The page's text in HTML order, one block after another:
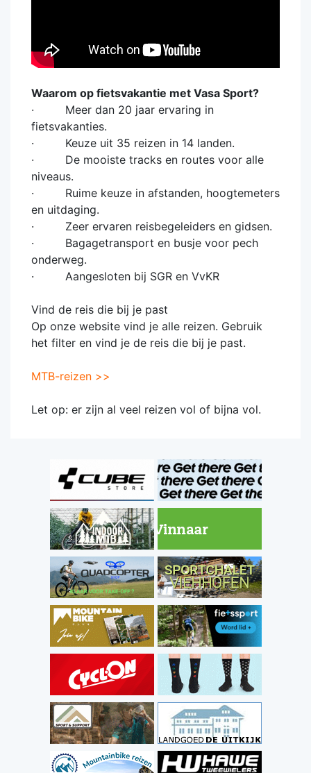
Waarom op fietsvakantie met Vasa Sport?
· Meer dan 20 jaar ervaring in
fietsvakanties.
· Keuze uit 35 reizen in 14 landen.
· De mooiste tracks en routes voor alle
niveaus.
· Ruime keuze in afstanden, hoogtemeters
en uitdaging.
· Zeer ervaren reisbegeleiders en gidsen.
· Bagagetransport en busje voor pech
onderweg.
· Aangesloten bij SGR en VvKR
Vind de reis die bij je past
Op onze website vind je alle reizen. Gebruik
het filter en vind je de reis die bij je past.
MTB-reizen >>
Let op: er zijn al veel reizen vol of bijna vol.